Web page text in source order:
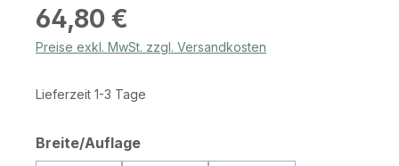
Regulärer Preis:
64,80 €
Preise exkl. MwSt. zzgl. Versandkosten
Lieferzeit 1-3 Tage
Breite/Auflageauswählen